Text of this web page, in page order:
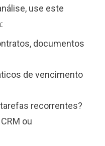
use este
documentos
de vencimento
recorrentes?
ou